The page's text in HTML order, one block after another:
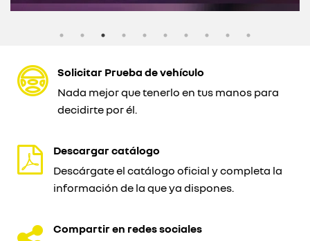
Solicitar Prueba de vehículo
Nada mejor que tenerlo en tus manos para
decidirte por él.
Descargar catálogo
Descárgate el catálogo oficial y completa la
información de la que ya dispones.
Compartir en redes sociales